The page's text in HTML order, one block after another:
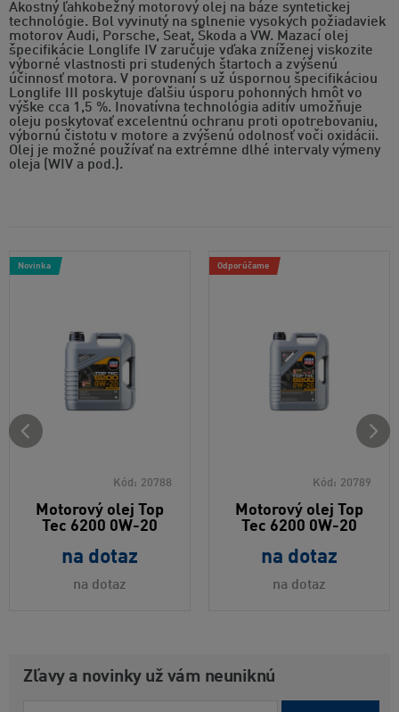
Akostný ľahkobežný motorový olej na báze syntetickej
technológie. Bol vyvinutý na splnenie vysokých požiadaviek
motorov Audi, Porsche, Seat, Škoda a VW. Mazací olej
špecifikácie Longlife IV zaručuje vďaka zníženej viskozite
výborné vlastnosti pri studených štartoch a zvýšenú
účinnosť motora. V porovnaní s už úspornou špecifikáciou
Longlife III poskytuje ďalšiu úsporu pohonných hmôt vo
výške cca 1,5 %. Inovatívna technológia aditív umožňuje
oleju poskytovať excelentnú ochranu proti opotrebovaniu,
výbornú čistotu v motore a zvýšenú odolnosť voči oxidácii.
Olej je možné používať na extrémne dlhé intervaly výmeny
oleja (WIV a pod.).
Kód: 20788
Motorový olej Top
Tec 6200 0W-20
na dotaz
na dotaz
Novinka
Kód: 20789
Motorový olej Top
Tec 6200 0W-20
na dotaz
na dotaz
Odporúčame
Zľavy a novinky už vám neuniknú